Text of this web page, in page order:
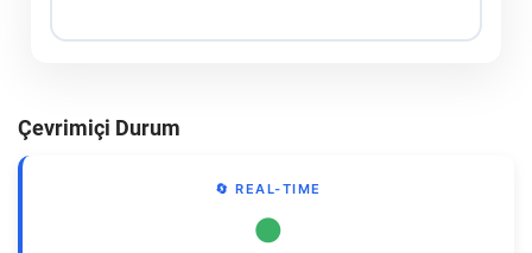
Çevrimiçi Durum
🔄 REAL-TIME
●